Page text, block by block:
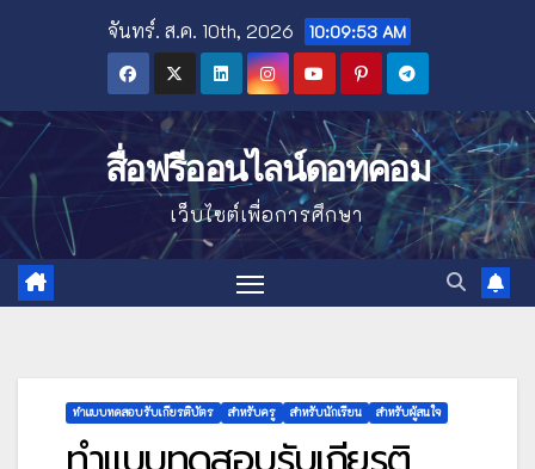
จันทร์. ส.ค. 10th, 2026 10:09:54 AM
สื่อฟรีออนไลน์ดอทคอม
เว็บไซต์เพื่อการศึกษา
ทำแบบทดสอบรับเกียรติบัตร สำหรับครู สำหรับนักเรียน สำหรับผู้สนใจ